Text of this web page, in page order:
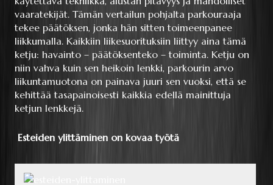
vaaratekijät. Tämän vertailun pohjalta parkouraaja
tekee päätöksen, jonka hän sitten toimeenpanee
liikkumalla. Kaikkiin liikesuorituksiin liittyy aina tämä
ketju: havainto – päätöksenteko – toiminta. Ketju on
niin vahva kuin sen heikoin lenkki, parkourin arvo
liikuntamuotona on painava juuri sen vuoksi, että se
kehittää tasapainoisesti kaikkia edellä mainittuja
ketjun lenkkejä.
Esteiden ylittäminen on kovaa työtä